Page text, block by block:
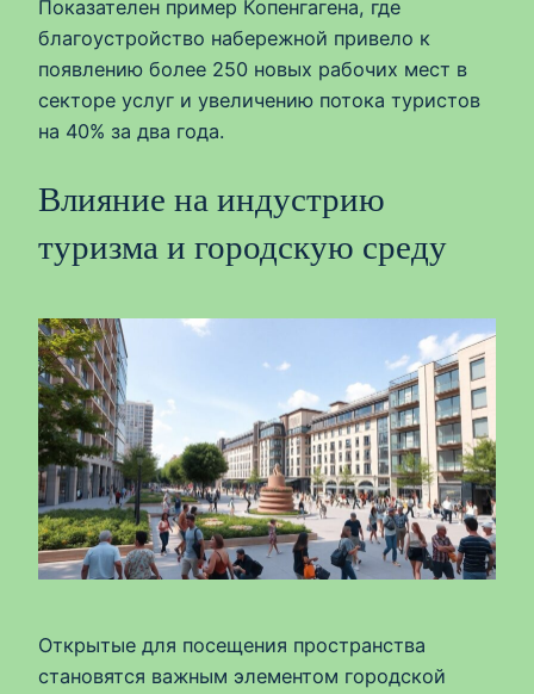
Показателен пример Копенгагена, где
благоустройство набережной привело к
появлению более 250 новых рабочих мест в
секторе услуг и увеличению потока туристов
на 40% за два года.
Влияние на индустрию
туризма и городскую среду
Открытые для посещения пространства
становятся важным элементом городской